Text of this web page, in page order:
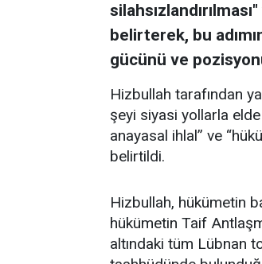
belirterek, bu
gücünü ve
Hizbullah tarafından
şeyi siyasi yollarla elde
anayasal ihlal” ve
belirtildi.
Hizbullah, hükümetin
hükümetin Taif
altındaki tüm Lübnan